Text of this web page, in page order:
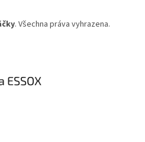
. Všechna práva vyhrazena.